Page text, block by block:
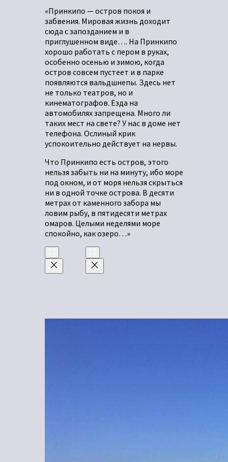
«Принкипо — остров покоя и
забвения. Мировая жизнь доходит
сюда с запозданием и в
приглушенном виде…. На Принкипо
хорошо работать с пером в руках,
особенно осенью и зимою, когда
остров совсем пустеет и в парке
появляются вальдшнепы. Здесь нет
не только театров, но и
кинематографов. Езда на
автомобилях запрещена. Много ли
таких мест на свете? У нас в доме нет
телефона. Ослиный крик
успокоительно действует на нервы.
Что Принкипо есть остров, этого
нельзя забыть ни на минуту, ибо море
под окном, и от моря нельзя скрыться
ни в одной точке острова. В десяти
метрах от каменного забора мы
ловим рыбу, в пятидесяти метрах
омаров. Целыми неделями море
спокойно, как озеро…»